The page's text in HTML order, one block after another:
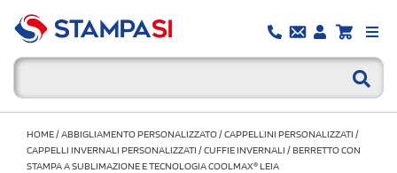
HOME/ABBIGLIAMENTO PERSONALIZZATO/CAPPELLINI PERSONALIZZATI /
CAPPELLI INVERNALI PERSONALIZZATI /CUFFIE INVERNALI /BERRETTO CON
STAMPA A SUBLIMAZIONE E TECNOLOGIA COOLMAX® LEIA